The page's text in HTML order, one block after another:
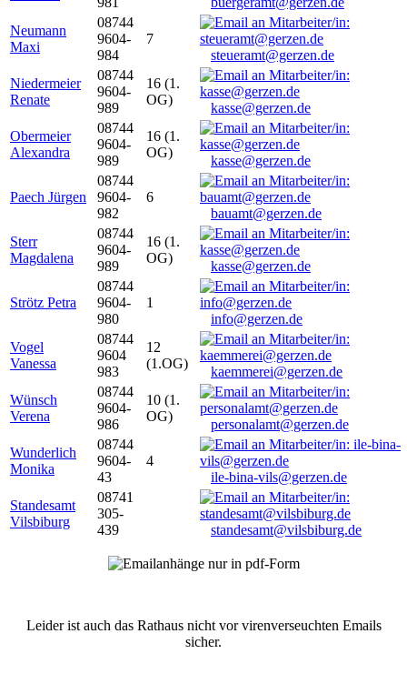
Neumann
Maxi
08744
9604-
984
7
steueramt@gerzen.de
Niedermeier
Renate
08744
9604-
989
16 (1.
OG)
kasse@gerzen.de
Obermeier
Alexandra
08744
9604-
989
16 (1.
OG)
kasse@gerzen.de
Paech Jürgen
08744
9604-
982
6
bauamt@gerzen.de
Sterr
Magdalena
08744
9604-
989
16 (1.
OG)
kasse@gerzen.de
Strötz Petra
08744
9604-
980
1
info@gerzen.de
Vogel
Vanessa
08744
9604
983
12
(1.OG)
kaemmerei@gerzen.de
Wünsch
Verena
08744
9604-
986
10 (1.
OG)
personalamt@gerzen.de
Wunderlich
Monika
08744
9604-
43
4
ile-bina-vils@gerzen.de
Standesamt
Vilsbiburg
08741
305-
439
standesamt@vilsbiburg.de
Leider ist auch das Rathaus nicht vor virenverseuchten Emails
sicher.